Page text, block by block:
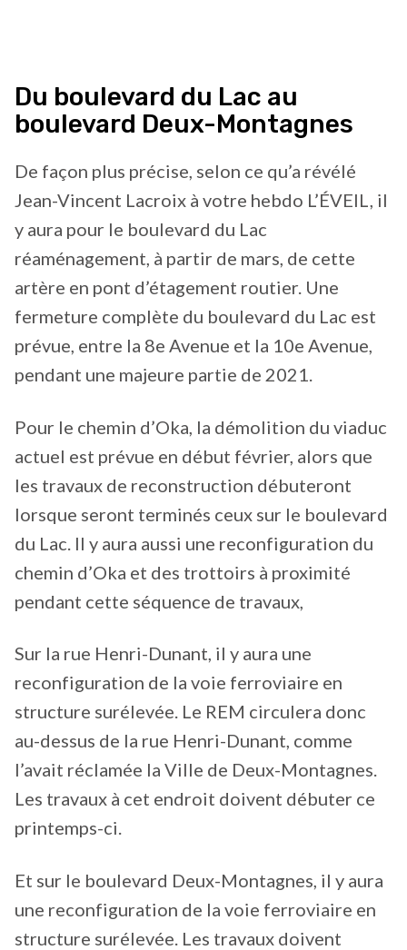
Du boulevard du Lac au
boulevard Deux-Montagnes
De façon plus précise, selon ce qu’a révélé
Jean-Vincent Lacroix à votre hebdo L’ÉVEIL, il
y aura pour le boulevard du Lac
réaménagement, à partir de mars, de cette
artère en pont d’étagement routier. Une
fermeture complète du boulevard du Lac est
prévue, entre la 8e Avenue et la 10e Avenue,
pendant une majeure partie de 2021.
Pour le chemin d’Oka, la démolition du viaduc
actuel est prévue en début février, alors que
les travaux de reconstruction débuteront
lorsque seront terminés ceux sur le boulevard
du Lac. Il y aura aussi une reconfiguration du
chemin d’Oka et des trottoirs à proximité
pendant cette séquence de travaux,
Sur la rue Henri-Dunant, il y aura une
reconfiguration de la voie ferroviaire en
structure surélevée. Le REM circulera donc
au-dessus de la rue Henri-Dunant, comme
l’avait réclamée la Ville de Deux-Montagnes.
Les travaux à cet endroit doivent débuter ce
printemps-ci.
Et sur le boulevard Deux-Montagnes, il y aura
une reconfiguration de la voie ferroviaire en
structure surélevée. Les travaux doivent